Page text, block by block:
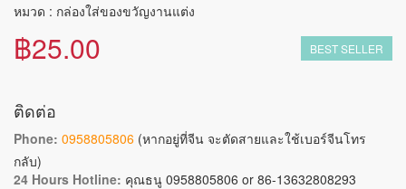
หมวด : กล่องใส่ของขวัญงานแต่ง
฿25.00 BEST SELLER
ติดต่อ
Phone: 0958805806 (หากอยู่ที่จีน จะตัดสายและใช้เบอร์จีนโทร
กลับ)
24 Hours Hotline: คุณธนู 0958805806 or 86-13632808293